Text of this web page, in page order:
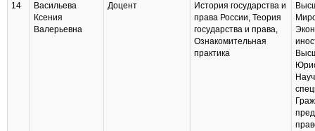
14
Васильева
Ксения
Валерьевна
Доцент
История государства и
права России, Теория
государства и права,
Ознакомительная
практика